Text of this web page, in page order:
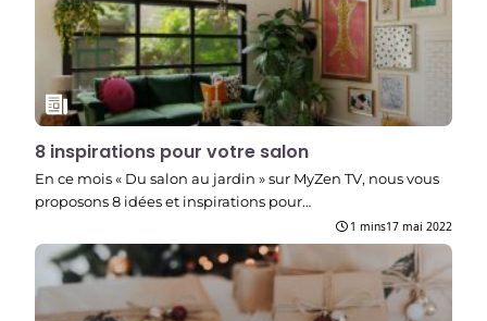
8 inspirations pour votre salon
En ce mois « Du salon au jardin » sur MyZen TV, nous vous
proposons 8 idées et inspirations pour…
1 mins17 mai 2022